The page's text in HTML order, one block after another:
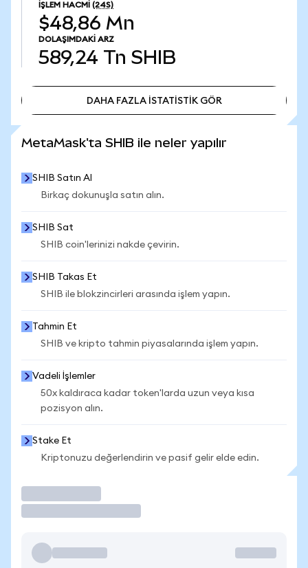
İŞLEM HACMI (24S)
$48,86 Mn
DOLAŞIMDAKI ARZ
589,24 Tn SHIB
DAHA FAZLA İSTATİSTİK GÖR
MetaMask'ta SHIB ile neler yapılır
SHIB Satın Al
Birkaç dokunuşla satın alın.
SHIB Sat
SHIB coin'lerinizi nakde çevirin.
SHIB Takas Et
SHIB ile blokzincirleri arasında işlem yapın.
Tahmin Et
SHIB ve kripto tahmin piyasalarında işlem yapın.
Vadeli İşlemler
50x kaldıraca kadar token'larda uzun veya kısa
pozisyon alın.
Stake Et
Kriptonuzu değerlendirin ve pasif gelir elde edin.